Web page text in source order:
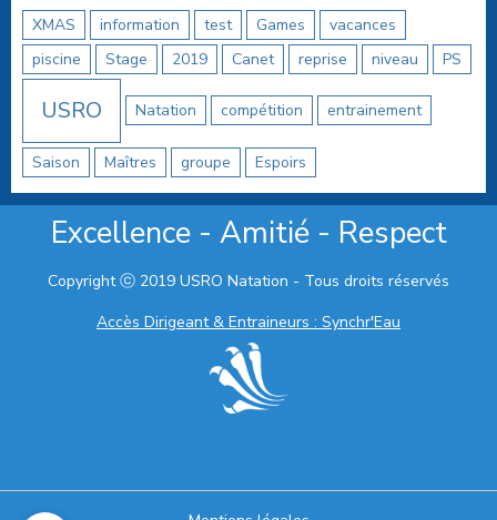
XMAS information test Games
vacances
piscine
Stage 2019 Canet reprise niveau PS
USRO Natation compétition entrainement
Saison Maîtres groupe Espoirs
Excellence - Amitié - Respect
Copyright ⓒ 2019 USRO Natation - Tous droits réservés
Accès Dirigeant & Entraineurs : Synchr'Eau